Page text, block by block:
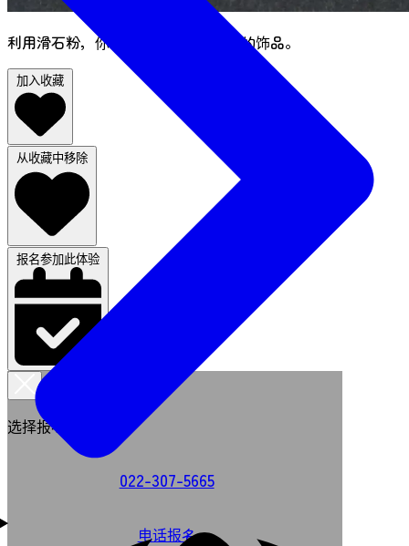
利用滑石粉，你可以制作出独一无二的饰品。
加入收藏
从收藏中移除
报名参加此体验
选择报名方式
022-307-5665
电话报名